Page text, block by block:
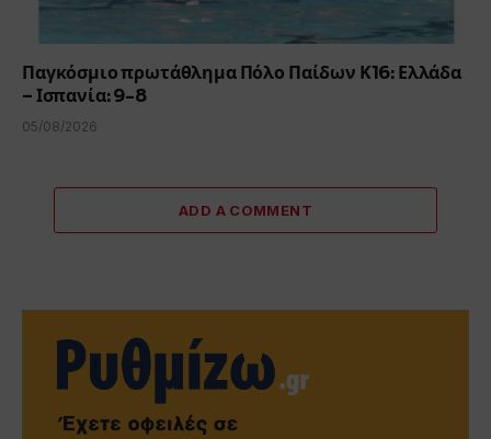
Παγκόσμιο πρωτάθλημα Πόλο Παίδων Κ16: Ελλάδα
– Ισπανία: 9-8
05/08/2026
ADD A COMMENT